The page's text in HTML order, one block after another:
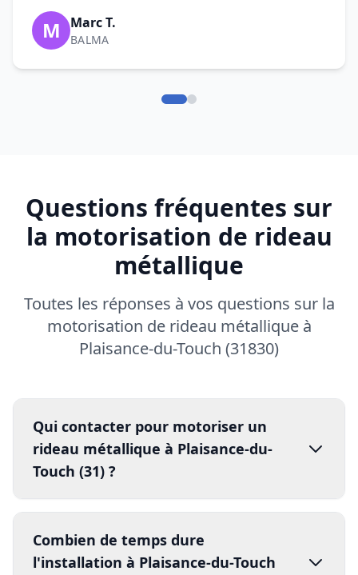
L BLAGNAC
S Sophie D.
COLOMIERS
Excellent service pour Motorisation rideau
M Marc T.
BALMA